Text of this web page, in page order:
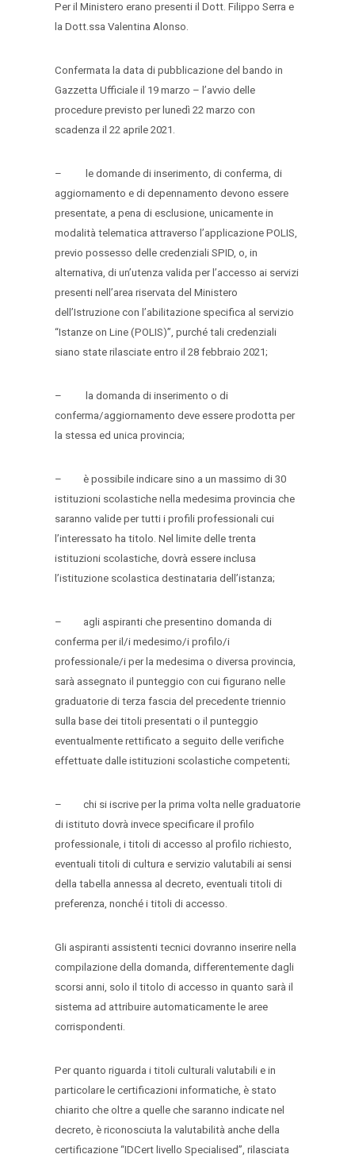
Per il Ministero erano presenti il Dott. Filippo Serra e
la Dott.ssa Valentina Alonso.
Confermata la data di pubblicazione del bando in
Gazzetta Ufficiale il 19 marzo – l’avvio delle
procedure previsto per lunedì 22 marzo con
scadenza il 22 aprile 2021.
– le domande di inserimento, di conferma, di
aggiornamento e di depennamento devono essere
presentate, a pena di esclusione, unicamente in
modalità telematica attraverso l’applicazione POLIS,
previo possesso delle credenziali SPID, o, in
alternativa, di un’utenza valida per l’accesso ai servizi
presenti nell’area riservata del Ministero
dell’Istruzione con l’abilitazione specifica al servizio
“Istanze on Line (POLIS)”, purché tali credenziali
siano state rilasciate entro il 28 febbraio 2021;
– la domanda di inserimento o di
conferma/aggiornamento deve essere prodotta per
la stessa ed unica provincia;
– è possibile indicare sino a un massimo di 30
istituzioni scolastiche nella medesima provincia che
saranno valide per tutti i profili professionali cui
l’interessato ha titolo. Nel limite delle trenta
istituzioni scolastiche, dovrà essere inclusa
l’istituzione scolastica destinataria dell’istanza;
– agli aspiranti che presentino domanda di
conferma per il/i medesimo/i profilo/i
professionale/i per la medesima o diversa provincia,
sarà assegnato il punteggio con cui figurano nelle
graduatorie di terza fascia del precedente triennio
sulla base dei titoli presentati o il punteggio
eventualmente rettificato a seguito delle verifiche
effettuate dalle istituzioni scolastiche competenti;
– chi si iscrive per la prima volta nelle graduatorie
di istituto dovrà invece specificare il profilo
professionale, i titoli di accesso al profilo richiesto,
eventuali titoli di cultura e servizio valutabili ai sensi
della tabella annessa al decreto, eventuali titoli di
preferenza, nonché i titoli di accesso.
Gli aspiranti assistenti tecnici dovranno inserire nella
compilazione della domanda, differentemente dagli
scorsi anni, solo il titolo di accesso in quanto sarà il
sistema ad attribuire automaticamente le aree
corrispondenti.
Per quanto riguarda i titoli culturali valutabili e in
particolare le certificazioni informatiche, è stato
chiarito che oltre a quelle che saranno indicate nel
decreto, è riconosciuta la valutabilità anche della
certificazione “IDCert livello Specialised”, rilasciata